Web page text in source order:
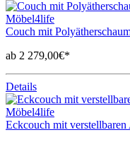
Möbel4life
Couch mit
ab 2 279,00€*
Details
Möbel4life
Eckcouch mit